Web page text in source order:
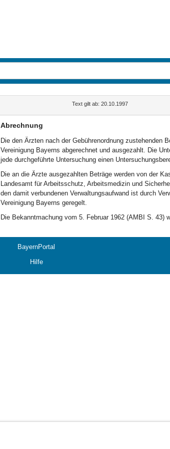
Text gilt ab: 20.10.1997
Abrechnung
Die den Ärzten nach der Gebührenordnung zustehenden
Vereinigung Bayerns abgerechnet und ausgezahlt. Die
jede durchgeführte Untersuchung einen
Die an die Ärzte ausgezahlten Beträge werden von der
Landesamt für Arbeitsschutz, Arbeitsmedizin und
den damit verbundenen Verwaltungsaufwand ist durch
Vereinigung Bayerns geregelt.
Die Bekanntmachung vom 5. Februar 1962 (AMBI S. 43)
BayernPortal
Hilfe